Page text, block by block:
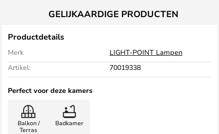
GELIJKAARDIGE PRODUCTEN
Productdetails
Merk
LIGHT-POINT Lampen
Artikel:
70019338
Perfect voor deze kamers
Balkon /
Terras
Badkamer